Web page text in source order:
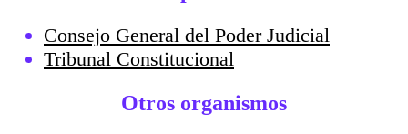
Consejo General del Poder Judicial
Tribunal Constitucional
Otros organismos